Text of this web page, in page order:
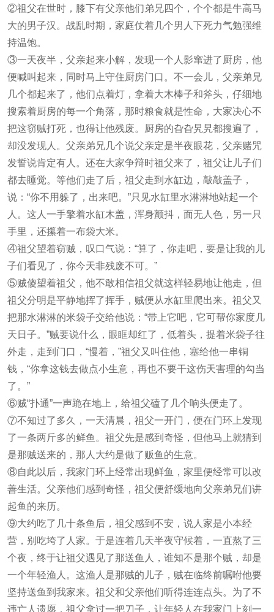
②祖父在世时，膝下有父亲他们弟兄四个，个个都是牛高马
大的男子汉。战乱时期，家庭仗着几个男人下死力气勉强维
持温饱。
③一天夜半，父亲起来小解，发现一个人影窜进了厨房，他
便喊叫起来，同时马上守住厨房门口。不一会儿，父亲弟兄
几个都起来了，他们点着灯，拿着大木棒子和斧头，仔细地
搜索着厨房的每一个角落，那时粮食就是性命，大家决心不
把这窃贼打死，也得让他残废。厨房的旮旮旯旯都搜遍了，
却没发现人。父亲弟兄几个说父亲定是半夜眼花，父亲赌咒
发誓说肯定有人。还在大家争辩时祖父来了，祖父让儿子们
都去睡觉。等他们走了后，祖父走到水缸边，敲敲盖子，
说：“你不用躲了，出来吧。”只见水缸里水淋淋地站起一个
人。这人一手擎着水缸木盖，浑身颤抖，面无人色，另一只
手里，还攥着一布袋大米。
④祖父望着窃贼，叹口气说：“算了，你走吧，要是让我的儿
子们看见了，你今天非残废不可。”
⑤贼傻望着祖父，他不敢相信祖父就这样轻易地让他走，但
祖父分明是平静地挥了挥手，贼便从水缸里爬出来。祖父又
把那水淋淋的米袋子交给他说：“带上它吧，它可帮你家度几
天日子。”贼要说什么，眼眶却红了，低着头，提着米袋子往
外走，走到门口，“慢着，”祖父又叫住他，塞给他一串铜
钱，“你拿这钱去做点小生意，再也不要干这伤天害理的勾当
了。”
⑥贼“扑通”一声跪在地上，给祖父磕了几个响头便走了。
⑦不知过了多久，一天清晨，祖父一开门，便在门环上发现
了一条两斤多的鲜鱼。祖父先是感到奇怪，但他马上就猜到
是那贼送来的，那人大约是做了贩鱼的生意。
⑧自此以后，我家门环上经常出现鲜鱼，家里便经常可以改
善生活。父亲他们感到奇怪，祖父便舒缓地向父亲弟兄们讲
起鱼的来历。
⑨大约吃了几十条鱼后，祖父感到不安，说人家是小本经
营，别吃垮了人家。于是连着几天半夜守候着，一直熬了三
个夜，终于让祖父遇见了那送鱼人，谁知不是那个贼，却是
一个年轻渔人。这渔人是那贼的儿子，贼在临终前嘱咐他要
坚持送鱼到我家来。祖父和父亲他们听得连连点头。为了不
违亡人遗愿，祖父拿过一把刀子，让年轻人在我家门上刻一